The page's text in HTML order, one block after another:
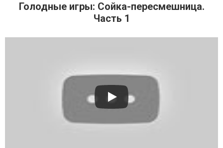
Голодные игры: Сойка-пересмешница.
Часть 1